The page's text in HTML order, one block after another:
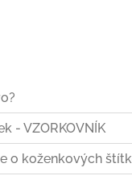
- VZORKOVNÍK
o koženkových